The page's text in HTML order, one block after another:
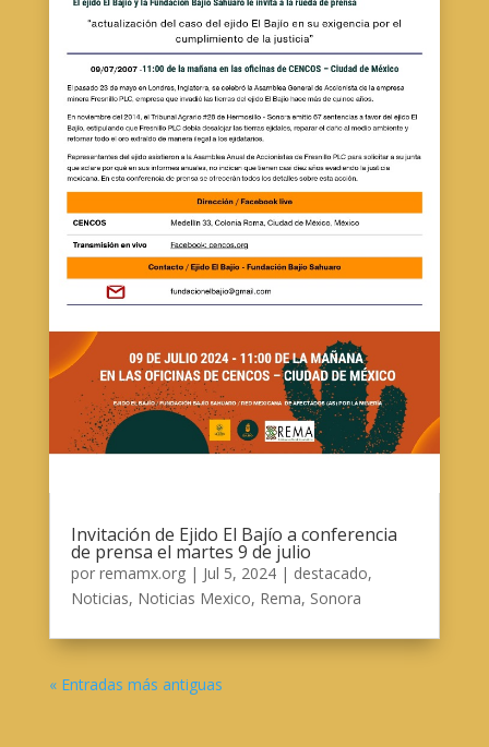
Invitación de Ejido El Bajío a conferencia
de prensa el martes 9 de julio
por remamx.org| Jul 5, 2024| destacado,
Noticias, Noticias Mexico, Rema, Sonora
« Entradas más antiguas